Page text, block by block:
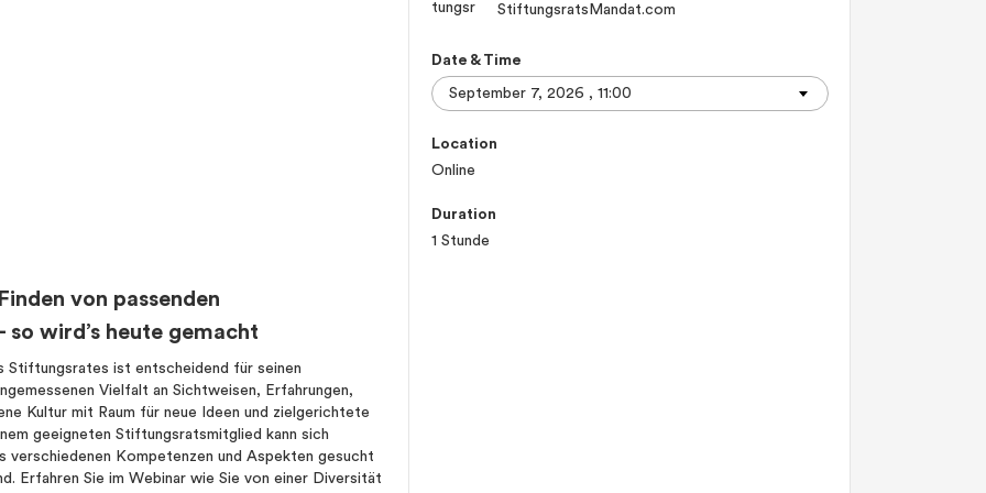
von passenden
wird’s heute gemacht
Stiftungsrates ist entscheidend für seinen
Vielfalt an Sichtweisen, Erfahrungen,
Kultur mit Raum für neue Ideen und zielgerichtete
geeigneten Stiftungsratsmitglied kann sich
verschiedenen Kompetenzen und Aspekten gesucht
Erfahren Sie im Webinar wie Sie von einer Diversität
StiftungsratsMandat.com
Date & Time
Location
Online
Duration
1 Stunde